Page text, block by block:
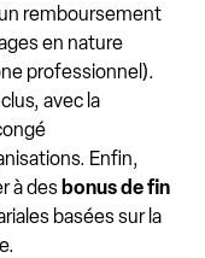
remboursement
en nature
professionnel).
avec la
Enfin,
à des bonus de fin
basées sur la